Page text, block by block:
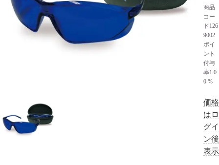
商品
コー
ド126
9002
ポイ
ント
付与
率1.0
0 %
価格
はロ
グイ
ン後
表示